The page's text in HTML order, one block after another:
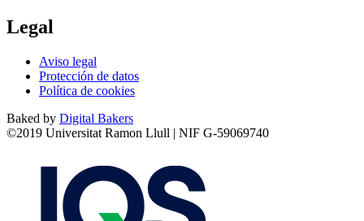
Legal
Aviso legal
Protección de datos
Política de cookies
Baked by Digital Bakers
©2019 Universitat Ramon Llull | NIF G-59069740